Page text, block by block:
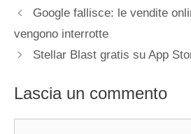
Google fallisce: le vendite
vengono interrotte
Stellar Blast gratis su App
Lascia un commento